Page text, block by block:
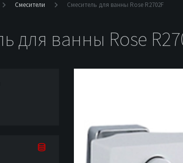
Смесители Смеситель для ванны Rose R2702F
для ванны Rose